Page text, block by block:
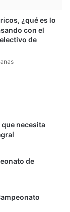
¿qué es lo
con el
de
que necesita
de